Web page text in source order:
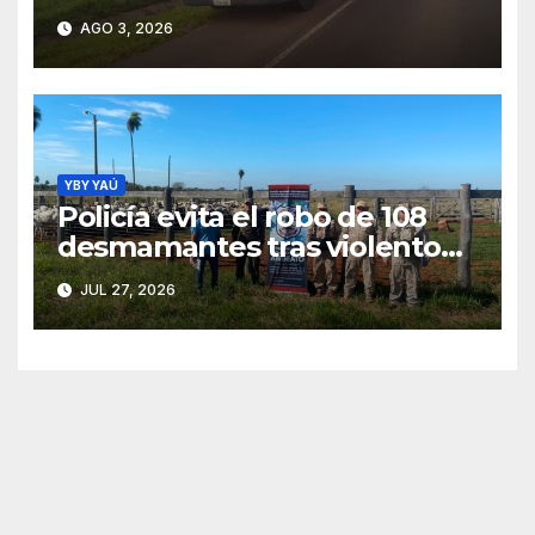
tractocamión sobre la Ruta
PY05 en Sapucái
AGO 3, 2026
YBY YAÚ
Policía evita el robo de 108
desmamantes tras violento
asalto en estancia de Yby Yaú
JUL 27, 2026